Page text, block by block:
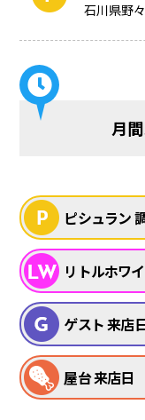
石川県野
月
ピシュラン
リトルホワ
ゲスト 来店
屋台 来店日